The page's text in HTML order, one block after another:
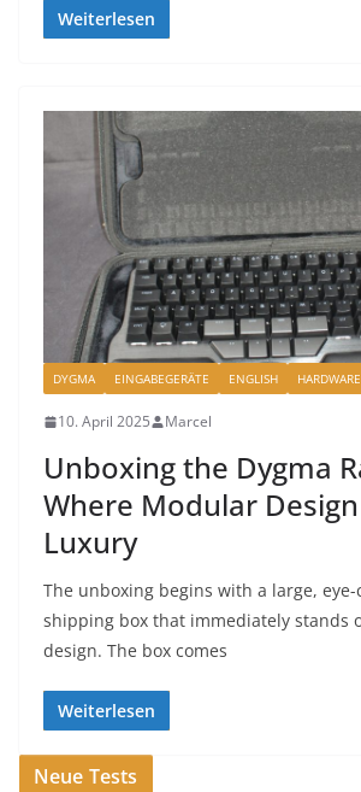
Weiterlesen
DYGMA EINGABEGERÄTE ENGLISH HARDWARE
10. April 2025 Marcel
Unboxing the Dygma
Where Modular
Luxury
The unboxing begins with a large,
shipping box that immediately stands
design. The box comes
Weiterlesen
Neue Tests